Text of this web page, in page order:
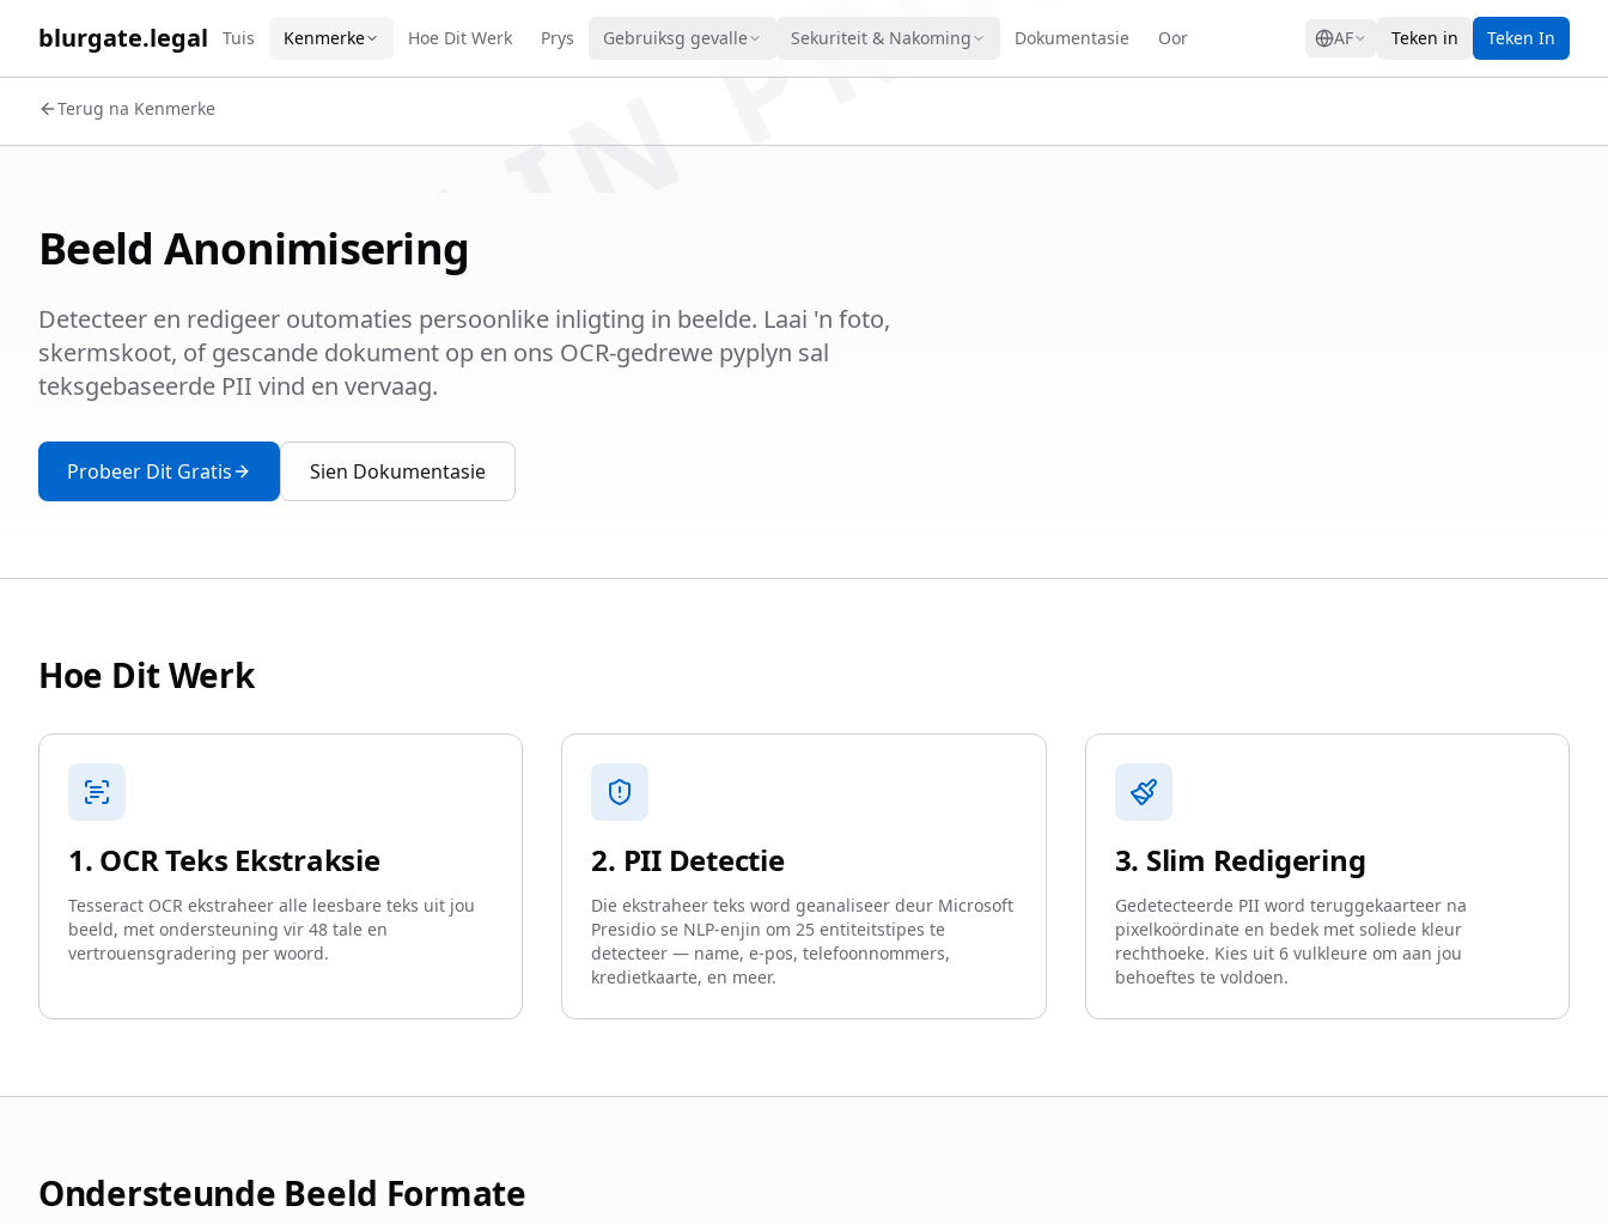
blurgate.legal Tuis Kenmerke Hoe Dit Werk Prys Gebruiksg gevalle Sekuriteit & Nakoming Dokumentasie Oor AF Teken in Teken In
Terug na Kenmerke
Beeld Anonimisering
Detecteer en redigeer outomaties persoonlike inligting in beelde. Laai 'n foto,
skermskoot, of gescande dokument op en ons OCR-gedrewe pyplyn sal
teksgebaseerde PII vind en vervaag.
Probeer Dit Gratis Sien Dokumentasie
Hoe Dit Werk
1. OCR Teks Ekstraksie
Tesseract OCR ekstraheer alle leesbare teks uit jou
beeld, met ondersteuning vir 48 tale en
vertrouensgradering per woord.
2. PII Detectie
Die ekstraheer teks word geanaliseer deur Microsoft
Presidio se NLP-enjin om 25 entiteitstipes te
detecteer — name, e-pos, telefoonnommers,
kredietkaarte, en meer.
3. Slim Redigering
Gedetecteerde PII word teruggekaarteer na
pixelkoördinate en bedek met soliede kleur
rechthoeke. Kies uit 6 vulkleure om aan jou
behoeftes te voldoen.
Ondersteunde Beeld Formate